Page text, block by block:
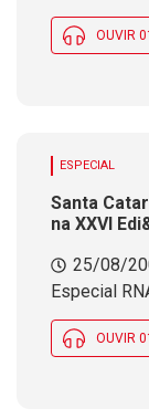
OUVIR
ESPECIAL
Santa
na XXVI
25/08/
Especial
OUVIR